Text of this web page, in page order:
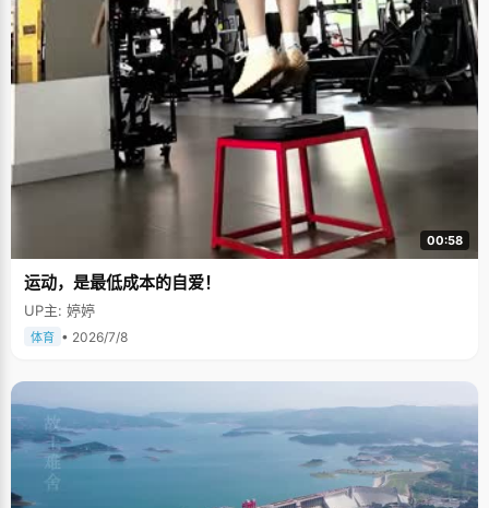
00:58
运动，是最低成本的自爱！
UP主: 婷婷
体育 • 2026/7/8